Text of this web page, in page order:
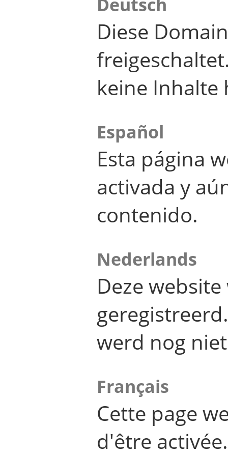
Diese
keine Inhalte
Español
Esta página
activada y
contenido.
Nederlands
Deze
werd nog
Français
Cette page
d'être